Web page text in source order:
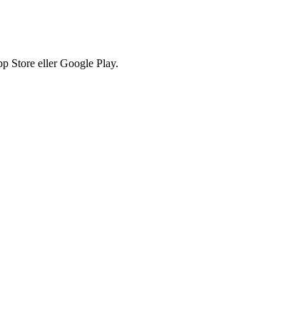
Store eller Google Play.